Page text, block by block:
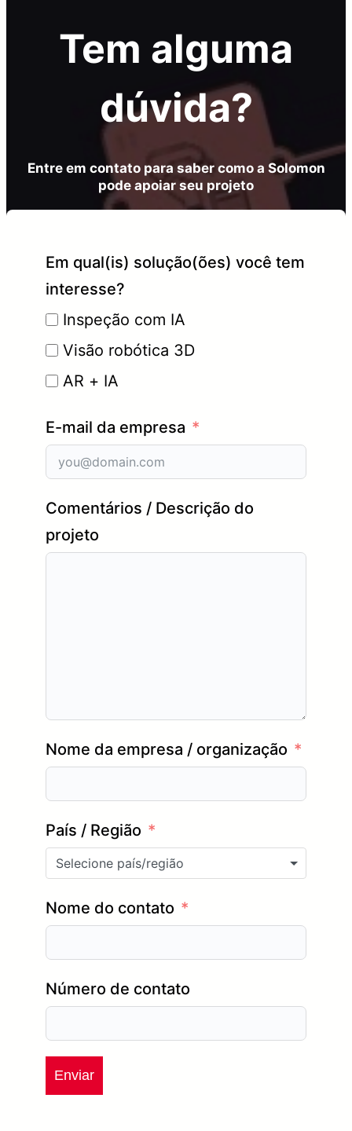
Tem alguma
dúvida?
Entre em contato para saber como a Solomon
pode apoiar seu projeto
Em qual(is) solução(ões) você tem
interesse?
Inspeção com IA
Visão robótica 3D
AR + IA
E-mail da empresa
Comentários / Descrição do
projeto
Nome da empresa / organização
País / Região
Selecione país/região
Nome do contato
Número de contato
Enviar